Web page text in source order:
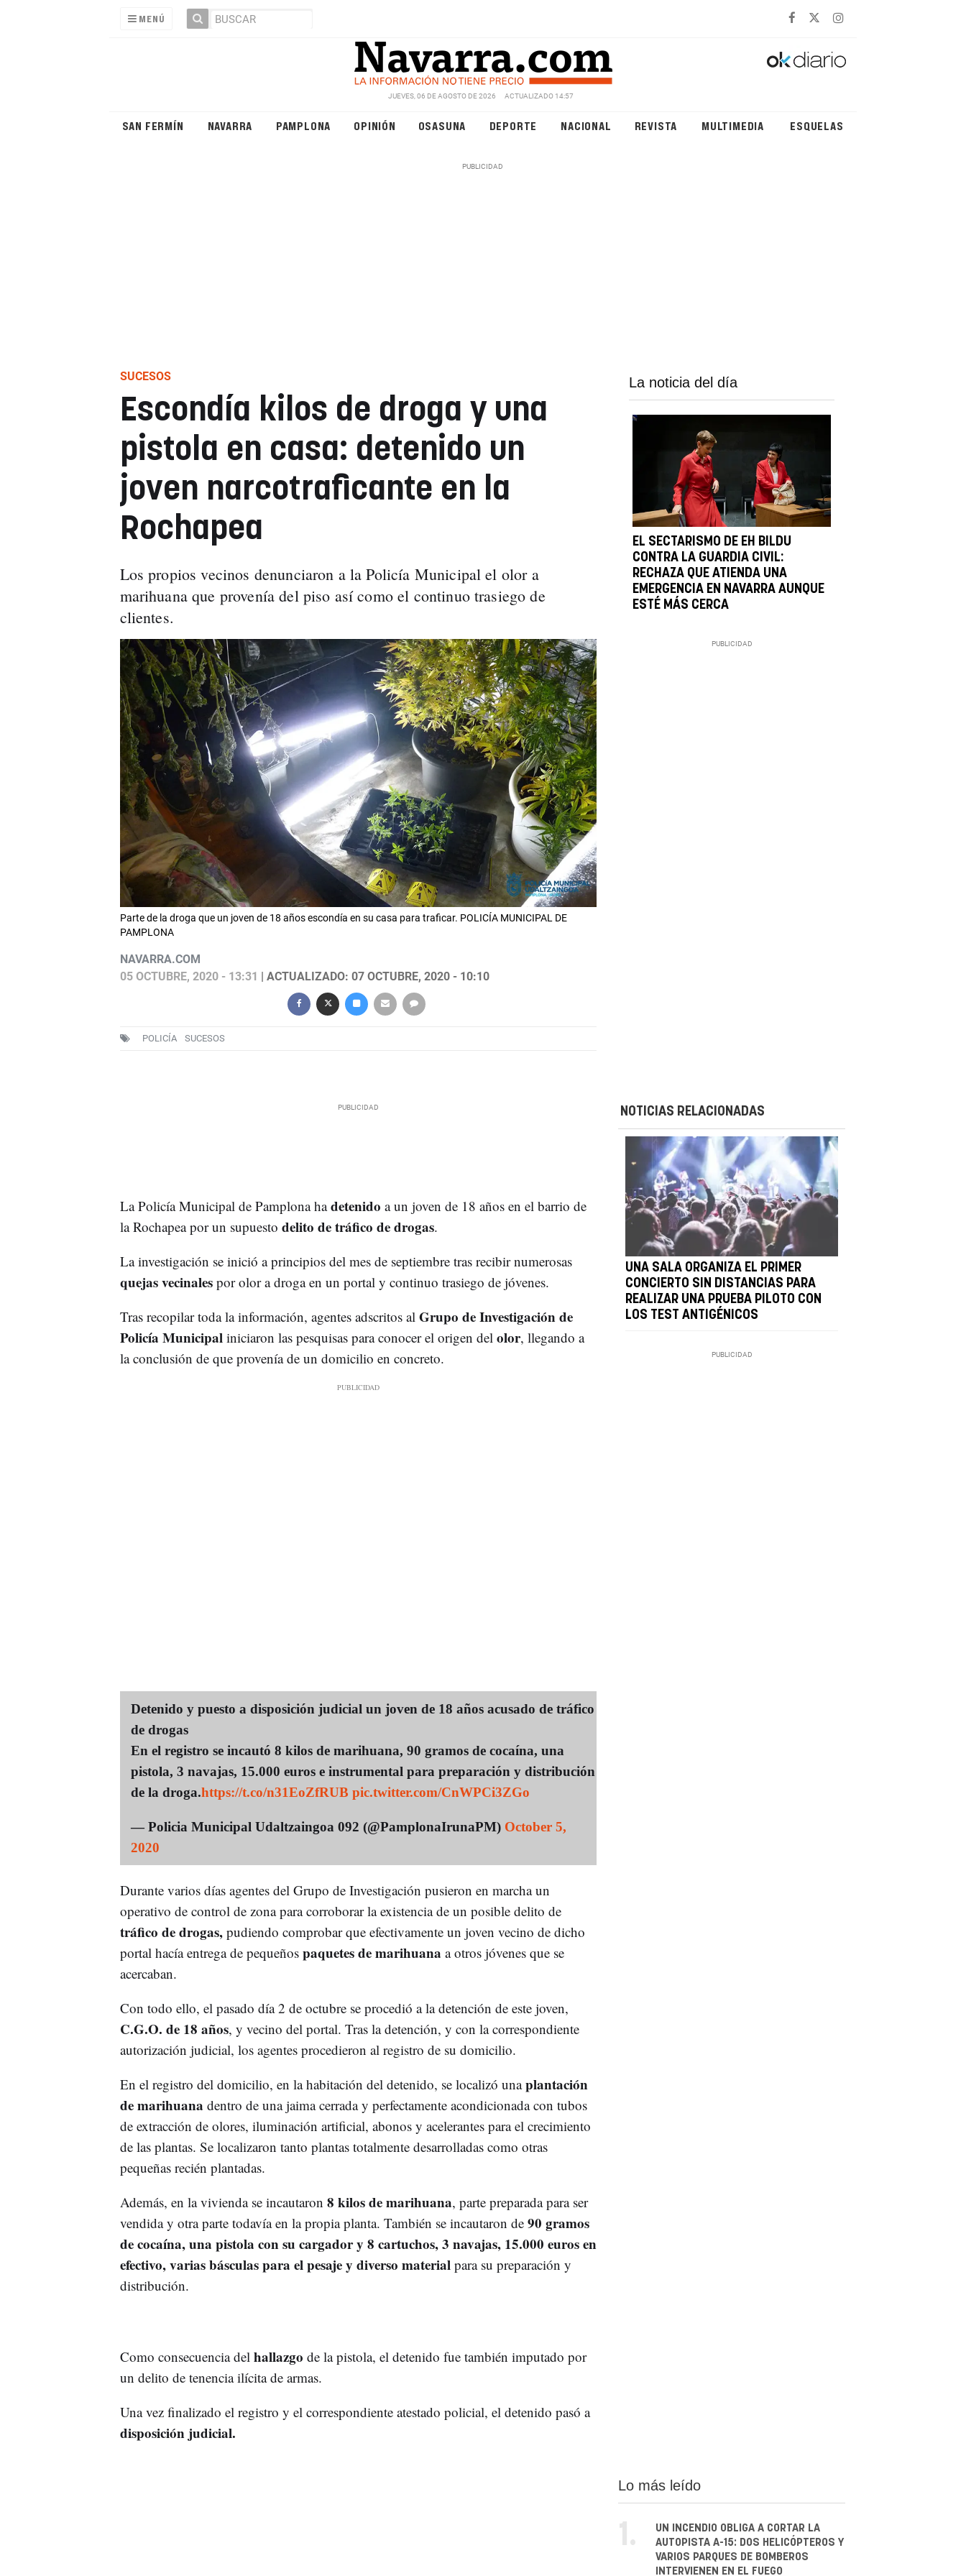
MENÚ
JUEVES, 06 DE AGOSTO DE 2026 ACTUALIZADO 14:57
SAN FERMÍN NAVARRA PAMPLONA OPINIÓN OSASUNA DEPORTE NACIONAL REVISTA MULTIMEDIA ESQUELAS
SUCESOS
Escondía kilos de droga y una
pistola en casa: detenido un
joven narcotraficante en la
Rochapea
Los propios vecinos denunciaron a la Policía Municipal el olor a
marihuana que provenía del piso así como el continuo trasiego de
clientes.
Parte de la droga que un joven de 18 años escondía en su casa para traficar. POLICÍA MUNICIPAL DE
PAMPLONA
NAVARRA.COM
05 OCTUBRE, 2020 - 13:31 | ACTUALIZADO: 07 OCTUBRE, 2020 - 10:10
POLICÍA SUCESOS
La noticia del día
EL SECTARISMO DE EH BILDU
CONTRA LA GUARDIA CIVIL:
RECHAZA QUE ATIENDA UNA
EMERGENCIA EN NAVARRA AUNQUE
ESTÉ MÁS CERCA
La Policía Municipal de Pamplona hadetenido a un joven de 18 años en el barrio de
la Rochapea por un supuesto delito de tráfico de drogas.
La investigación se inició a principios del mes de septiembre tras recibir numerosas
quejas vecinales por olor a droga en un portal y continuo trasiego de jóvenes.
Tras recopilar toda la información, agentes adscritos al Grupo de Investigación de
Policía Municipal iniciaron las pesquisas para conocer el origen del olor, llegando a
la conclusión de que provenía de un domicilio en concreto.
Detenido y puesto a disposición judicial un joven de 18 años acusado de tráfico
de drogas
En el registro se incautó 8 kilos de marihuana, 90 gramos de cocaína, una
pistola, 3 navajas, 15.000 euros e instrumental para preparación y distribución
de la droga.https://t.co/n31EoZfRUB pic.twitter.com/CnWPCi3ZGo
— Policia Municipal Udaltzaingoa 092 (@PamplonaIrunaPM) October 5,
2020
Durante varios días agentes del Grupo de Investigación pusieron en marcha un
operativo de control de zona para corroborar la existencia de un posible delito de
tráfico de drogas,pudiendo comprobar que efectivamente un joven vecino de dicho
portal hacía entrega de pequeñospaquetes de marihuana a otros jóvenes que se
acercaban.
Con todo ello, el pasado día 2 de octubre se procedió a la detención de este joven,
C.G.O. de 18 años, y vecino del portal. Tras la detención, y con la correspondiente
autorización judicial, los agentes procedieron al registro de su domicilio.
En el registro del domicilio, en la habitación del detenido, se localizó unaplantación
de marihuana dentro de una jaima cerrada y perfectamente acondicionada con tubos
de extracción de olores, iluminación artificial, abonos y acelerantes para el crecimiento
de las plantas. Se localizaron tanto plantas totalmente desarrolladas como otras
pequeñas recién plantadas.
Además, en la vivienda se incautaron 8 kilos de marihuana, parte preparada para ser
vendida y otra parte todavía en la propia planta. También se incautaron de 90 gramos
de cocaína, una pistola con su cargador y 8 cartuchos, 3 navajas, 15.000 euros en
efectivo, varias básculas para el pesaje y diverso material para su preparación y
distribución.
Como consecuencia del hallazgo de la pistola, el detenido fue también imputado por
un delito de tenencia ilícita de armas.
Una vez finalizado el registro y el correspondiente atestado policial, el detenido pasó a
disposición judicial.
NOTICIAS RELACIONADAS
UNA SALA ORGANIZA EL PRIMER
CONCIERTO SIN DISTANCIAS PARA
REALIZAR UNA PRUEBA PILOTO CON
LOS TEST ANTIGÉNICOS
Lo más leído
1.
UN INCENDIO OBLIGA A CORTAR LA
AUTOPISTA A-15: DOS HELICÓPTEROS Y
VARIOS PARQUES DE BOMBEROS
INTERVIENEN EN EL FUEGO